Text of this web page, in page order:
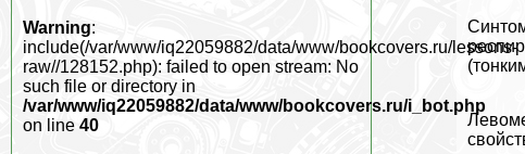
Warning:
include(/var/www/iq22059882/data/www/bookcovers.ru/lessons-
raw//128152.php): failed to open stream: No
such file or directory in
/var/www/iq22059882/data/www/bookcovers.ru/i_bot.php
on line 40